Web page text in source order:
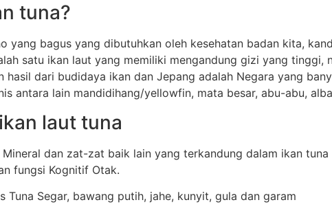
tuna?
yang bagus yang dibutuhkan oleh kesehatan badan kita,
satu ikan laut yang memiliki mengandung gizi yang tinggi,
hasil dari budidaya ikan dan Jepang adalah Negara yang
antara lain mandidihang/yellowfin, mata besar, abu-abu,
laut tuna
dan zat-zat baik lain yang terkandung dalam ikan
fungsi Kognitif Otak.
Segar, bawang putih, jahe, kunyit, gula dan garam